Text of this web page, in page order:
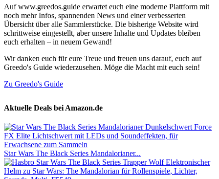
Auf www.greedos.guide erwartet euch eine moderne Plattform mit
noch mehr Infos, spannenden News und einer verbesserten
Übersicht über alle Sammlerstücke. Die bisherige Website wird
schrittweise eingestellt, aber unsere Inhalte und Updates bleiben
euch erhalten – in neuem Gewand!
Wir danken euch für eure Treue und freuen uns darauf, euch auf
Greedo's Guide wiederzusehen. Möge die Macht mit euch sein!
Zu Greedo's Guide
Aktuelle Deals bei Amazon.de
Star Wars The Black Series Mandalorianer...